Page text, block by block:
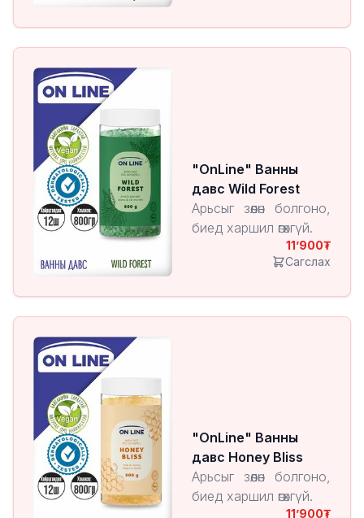
"OnLine" Ванны
давс Wild Forest
Арьсыг зөөлөн болгоно,
биед харшил өгөхгүй.
11’900
Сагслах
"OnLine" Ванны
давс Honey Bliss
Арьсыг зөөлөн болгоно,
биед харшил өгөхгүй.
11’900